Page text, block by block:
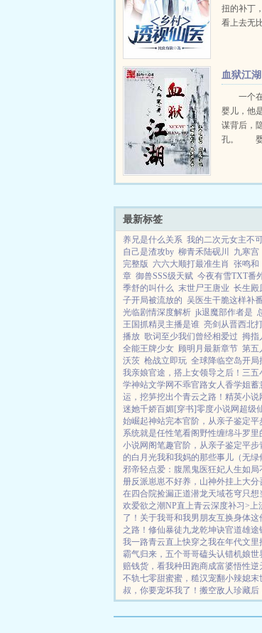
扭的补丁
看上去无
走向幸福
血狱江湖
一个
婴儿，他
谋背后，
孔。 婴
最新标签
养兄是什么关系 我的二次元女主不
自己是渣攻by 柳青禾陆砚川 九寒宫
完整版 六六大顺打最准生肖 张鸣和
章 御兽SSS级天赋 今夜有雪TXT番
季舒的叫什么 末世尸王唐业 长生殿
子开局被流放的 吴医生干脆这样补番
光临剧情深度解析 jk退魔部作者是
王国抓精灵主播是谁 亮剑从晋西北
播放 歌词至少我们曾经相爱过 拇指
全能王牌少女 顾明月最新章节 第五
沃茨 枪战立即玩 全球降临空岛开
我亲娘官途，搭上女领导之后！ 三五
学神站文学网不乖官路女人香学姐蓄
运，挖笋挖出个青云之路！ 精英小说
迷她千娇百媚[穿书]零度小说网 超级
始崛起神站完本官阶，从亲子鉴定平
系统就是任性笔看阁 野性缠绵斗罗里
小说网 阁笔趣官阶，从亲子鉴定平步
的白月光我和我妈的那些事儿（无绿
邪帝轻点爱：腹黑鬼医狂妃人生如局
册反派崽崽不好养，山神外挂上大分
在四合院捡漏正道潜龙天域苍穹只想
欢爱欲之潮NP直上青云深度补习>上
了！ 关于我哥和我男朋友互换身体这
之路！ 修仙暴徒九龙乾坤诀官道雄途
我一路青云直上快穿之我在年代文里
霸气归来，五个哥哥磕头认错机娘世
赔钱货，看我种田跑商成富婆悟性逆
不轨七零甜蜜蜜，糙汉宠翻小辣媳末
叔，你要宠坏我了！ 搬空敌人珍藏后